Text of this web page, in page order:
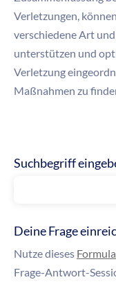
Verletzungen,
verschiedene Art
unterstützen und
Verletzung
Maßnahmen zu
Suchbegriff
Deine Frage
Nutze dieses
Frage-Antwort-